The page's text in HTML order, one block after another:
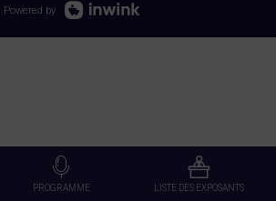
Powered by
PROGRAMME LISTE DES EXPOSANTS